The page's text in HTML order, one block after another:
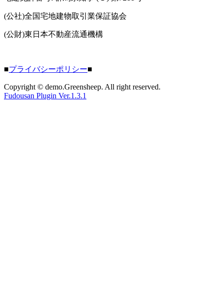
(公社)全国宅地建物取引業保証協会
(公財)東日本不動産流通機構
■プライバシーポリシー■
Copyright © demo.Greensheep. All right reserved.
Fudousan Plugin Ver.1.3.1